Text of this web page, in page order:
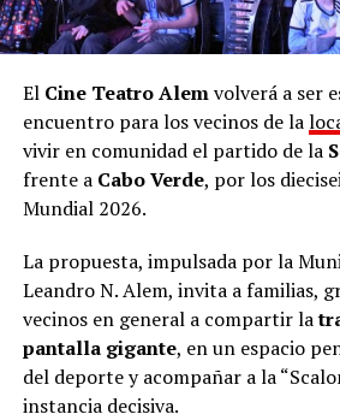
El Cine Teatro Alemvolverá a ser
encuentro para los vecinos de la
vivir en comunidad el partido de la
frente a Cabo Verde, por los
Mundial 2026.
La propuesta, impulsada por la
Leandro N. Alem, invita a familias,
vecinos en general a compartir la
pantalla gigante, en un espacio
del deporte y acompañar a la
instancia decisiva.